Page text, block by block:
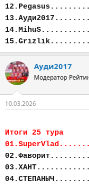
Ауди2017
Модератор
10.03.2026
Итоги 25 тура